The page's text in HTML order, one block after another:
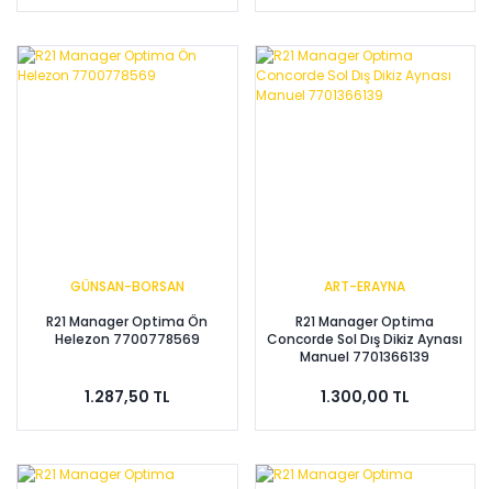
GÜNSAN-BORSAN
R21 Manager Optima Ön
Helezon 7700778569
1.287,50 TL
ART-ERAYNA
R21 Manager Optima
Concorde Sol Dış Dikiz Aynası
Manuel 7701366139
1.300,00 TL